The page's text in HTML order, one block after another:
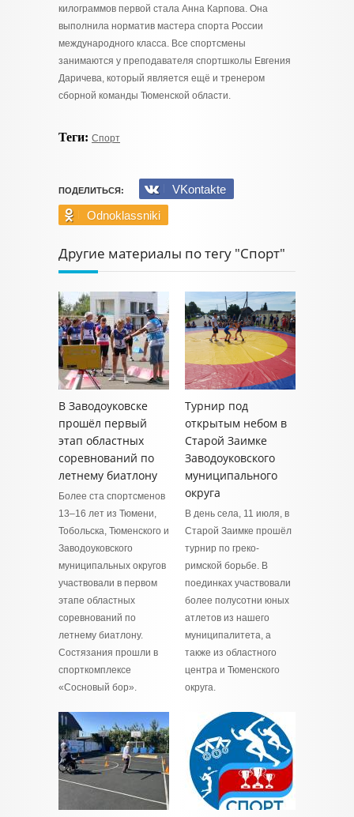
килограммов первой стала Анна Карпова. Она
выполнила норматив мастера спорта России
международного класса. Все спортсмены
занимаются у преподавателя спортшколы Евгения
Даричева, который является ещё и тренером
сборной команды Тюменской области.
Теги: Спорт
ПОДЕЛИТЬСЯ:
VKontakte
Odnoklassniki
Другие материалы по тегу "Спорт"
В Заводоуковске
прошёл первый
этап областных
соревнований по
летнему биатлону
Более ста спортсменов
13–16 лет из Тюмени,
Тобольска, Тюменского и
Заводоуковского
муниципальных округов
участвовали в первом
этапе областных
соревнований по
летнему биатлону.
Состязания прошли в
спорткомплексе
«Сосновый бор».
Турнир под
открытым небом в
Старой Заимке
Заводоуковского
муниципального
округа
В день села, 11 июля, в
Старой Заимке прошёл
турнир по греко-
римской борьбе. В
поединках участвовали
более полусотни юных
атлетов из нашего
муниципалитета, а
также из областного
центра и Тюменского
округа.